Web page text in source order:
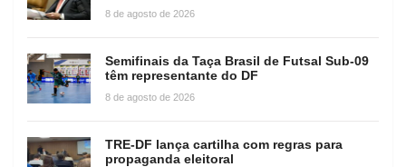
8 de agosto de 2026
Semifinais da Taça Brasil de Futsal Sub-09
têm representante do DF
8 de agosto de 2026
TRE-DF lança cartilha com regras para
propaganda eleitoral